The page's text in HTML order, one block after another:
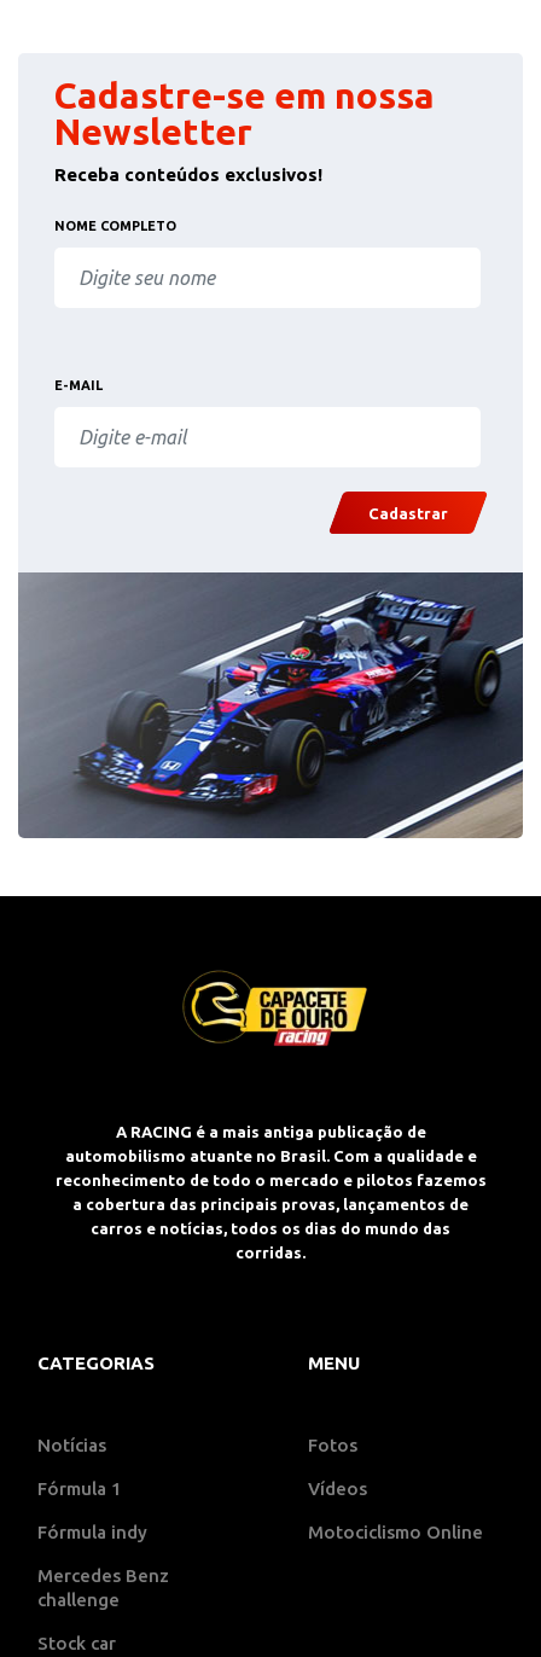
Cadastre-se em nossa
Newsletter
Receba conteúdos exclusivos!
NOME COMPLETO
E-MAIL
Cadastrar
A RACING é a mais antiga publicação de
automobilismo atuante no Brasil. Com a qualidade e
reconhecimento de todo o mercado e pilotos fazemos
a cobertura das principais provas, lançamentos de
carros e notícias, todos os dias do mundo das
corridas.
CATEGORIAS
Notícias
Fórmula 1
Fórmula indy
Mercedes Benz
challenge
Stock car
MENU
Fotos
Vídeos
Motociclismo Online